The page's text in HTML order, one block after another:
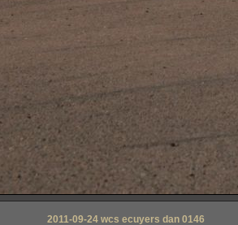
2011-09-24 wcs ecuyers dan 0146